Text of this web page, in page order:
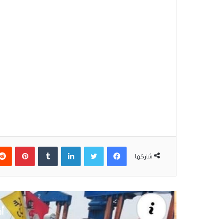
شاركها
فيسبوكتويتر لينكدإن